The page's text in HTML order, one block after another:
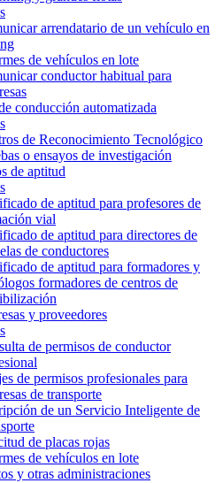
arrendatario de un vehículo en
de vehículos en lote
conductor habitual para
conducción automatizada
de Reconocimiento Tecnológico
o ensayos de investigación
de aptitud
de aptitud para profesores de
vial
de aptitud para directores de
de conductores
de aptitud para formadores y
formadores de centros de
y proveedores
de permisos de conductor
de permisos profesionales para
de transporte
de un Servicio Inteligente de
de placas rojas
de vehículos en lote
y otras administraciones